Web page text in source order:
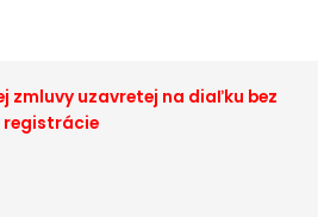
zmluvy uzavretej na diaľku bez
registrácie